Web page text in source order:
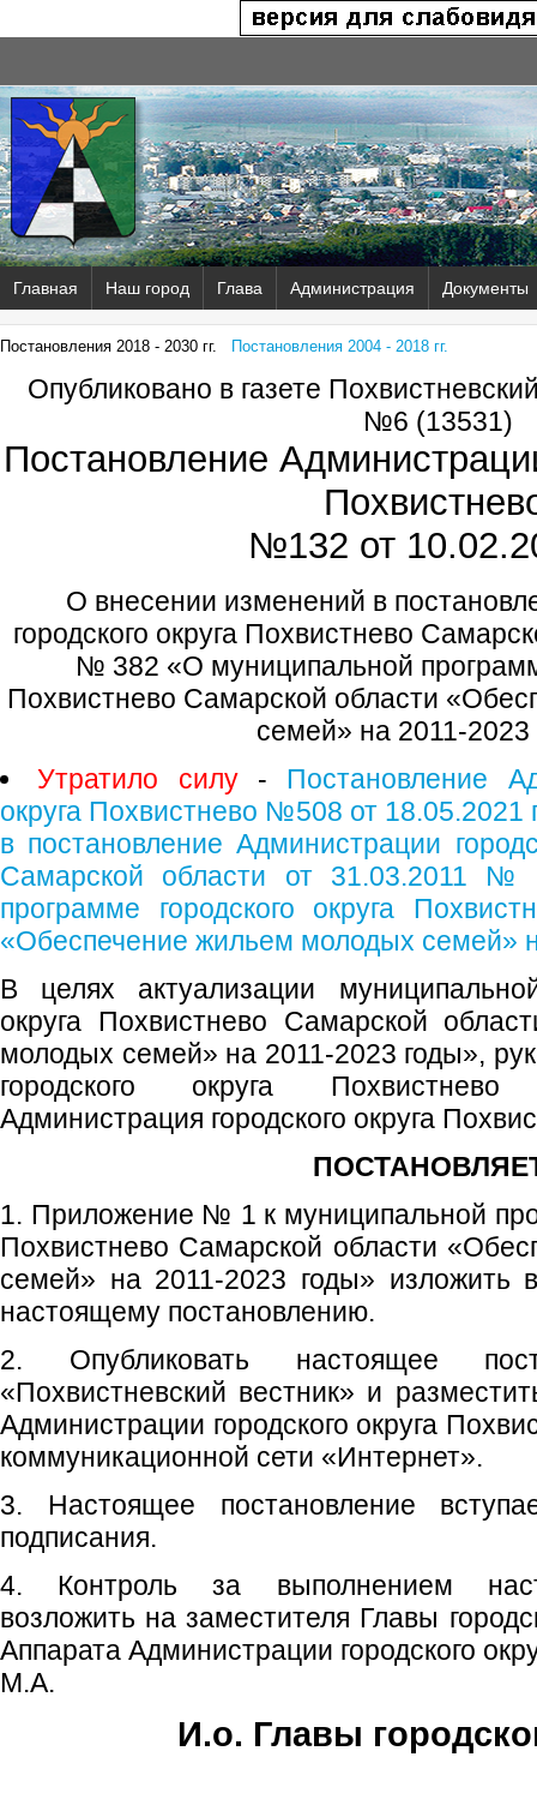
Главная Наш город Глава Администрация Документы
Постановления 2018 - 2030 гг. Постановления 2004 - 2018 гг.
Опубликовано в газете
№6 (13531)
Постановление
№132 от
О внесении изменений в
городского округа Похвистнево
№ 382 «О муниципальной
Похвистнево Самарской области
семей» на 2011-2023
Утратило силу- Постановление
округа Похвистнево №508 от 18.05.2021
в постановление Администрации
Самарской области от 31.03.2011
программе городского округа
«Обеспечение жильем молодых семей»
В целях актуализации
округа Похвистнево Самарской
молодых семей» на 2011-2023 годы»,
городского округа
Администрация городского округа
1. Приложение № 1 к муниципальной
Похвистнево Самарской области
семей» на 2011-2023 годы» изложить
настоящему постановлению.
2. Опубликовать настоящее
«Похвистневский вестник» и
Администрации городского округа
коммуникационной сети «Интернет».
3. Настоящее постановление
подписания.
4. Контроль за выполнением
возложить на заместителя Главы
Аппарата Администрации городского
М.А.
И.о. Главы